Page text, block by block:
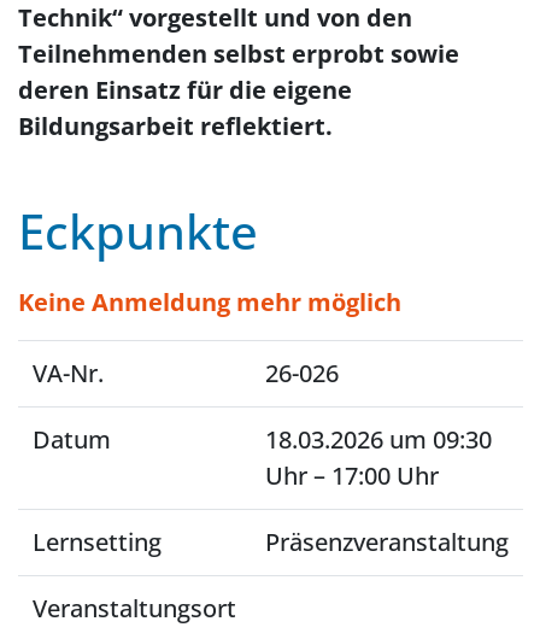
Technik“ vorgestellt und von den
Teilnehmenden selbst erprobt sowie
deren Einsatz für die eigene
Bildungsarbeit reflektiert.
Eckpunkte
Keine Anmeldung mehr möglich
VA-Nr. 26-026
Datum
18.03.2026 um 09:30
Uhr – 17:00 Uhr
Lernsetting Präsenzveranstaltung
Veranstaltungsort